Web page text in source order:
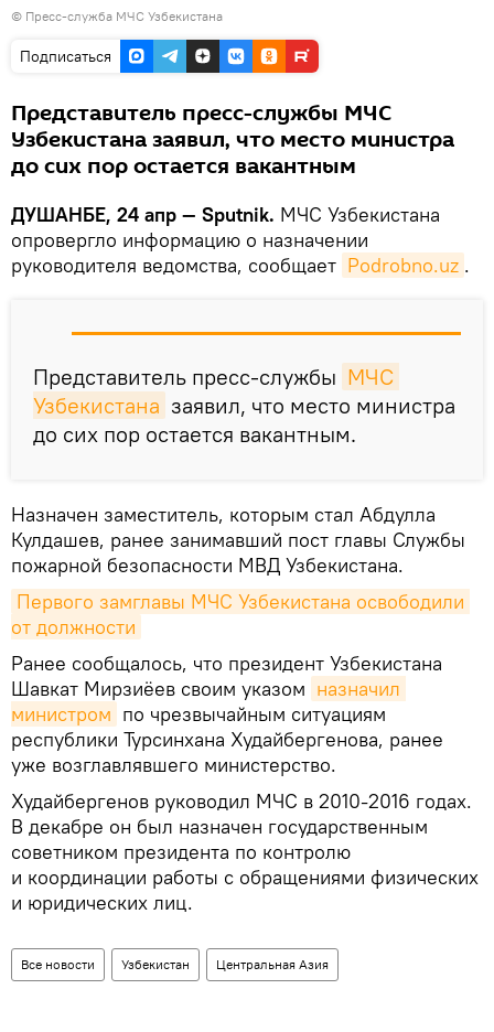
© Пресс-служба МЧC Узбекистана
Подписаться
Представитель пресс-службы МЧС
Узбекистана заявил, что место министра
до сих пор остается вакантным
ДУШАНБЕ, 24 апр — Sputnik. МЧС Узбекистана
опровергло информацию о назначении
руководителя ведомства, сообщает Podrobno.uz .
Представитель пресс-службы МЧС
Узбекистана заявил, что место министра
до сих пор остается вакантным.
Назначен заместитель, которым стал Абдулла
Кулдашев, ранее занимавший пост главы Службы
пожарной безопасности МВД Узбекистана.
Первого замглавы МЧС Узбекистана освободили
от должности
Ранее сообщалось, что президент Узбекистана
Шавкат Мирзиёев своим указом назначил
министром по чрезвычайным ситуациям
республики Турсинхана Худайбергенова, ранее
уже возглавлявшего министерство.
Худайбергенов руководил МЧС в 2010-2016 годах.
В декабре он был назначен государственным
советником президента по контролю
и координации работы с обращениями физических
и юридических лиц.
Все новости Узбекистан Центральная Азия